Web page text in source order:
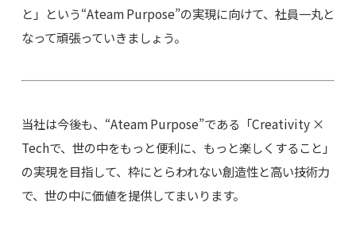
と」という“Ateam Purpose”の実現に向けて、社員一丸と
なって頑張っていきましょう。
当社は今後も、“Ateam Purpose”である「Creativity ×
Techで、世の中をもっと便利に、もっと楽しくすること」
の実現を目指して、枠にとらわれない創造性と高い技術力
で、世の中に価値を提供してまいります。